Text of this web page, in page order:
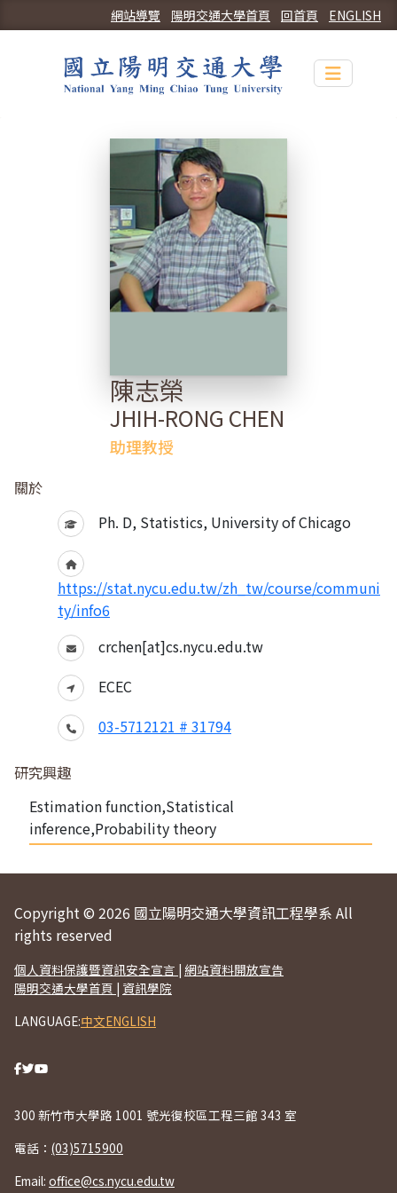
ENGLISH
回首頁
陽明交通大學首頁
網站導覽
Toggle
陳志榮
JHIH-RONG CHEN
助理教授
關於
Ph. D, Statistics, University of Chicago
https://stat.nycu.edu.tw/zh_tw/course/communi
ty/info6
crchen[at]cs.nycu.edu.tw
ECEC
03-5712121 # 31794
研究興趣
Estimation function,Statistical
inference,Probability theory
Copyright © 2026 國立陽明交通大學資訊工程學系 All
rights reserved
個人資料保護暨資訊安全宣言 | 網站資料開放宣告
陽明交通大學首頁 | 資訊學院
LANGUAGE:中文ENGLISH
300 新竹市大學路 1001 號光復校區工程三館 343 室
電話： (03)5715900
Email: office@cs.nycu.edu.tw